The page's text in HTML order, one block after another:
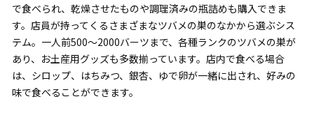
で食べられ、乾燥させたものや調理済みの瓶詰めも購入できま
す。店員が持ってくるさまざまなツバメの巣のなかから選ぶシス
テム。一人前500～2000バーツまで、各種ランクのツバメの巣が
あり、お土産用グッズも多数揃っています。店内で食べる場合
は、シロップ、はちみつ、銀杏、ゆで卵が一緒に出され、好みの
味で食べることができます。